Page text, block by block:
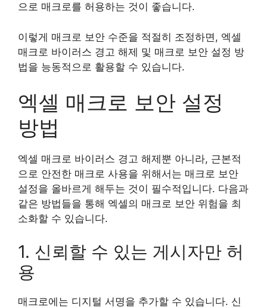
으로 매크로를 허용하는 것이 좋습니다.
이렇게 매크로 보안 수준을 적절히 조정하면, 엑셀
매크로 바이러스 경고 해제 및 매크로 보안 설정 방
법을 능동적으로 활용할 수 있습니다.
엑셀 매크로 보안 설정
방법
엑셀 매크로 바이러스 경고 해제뿐 아니라, 근본적
으로 안전한 매크로 사용을 위해서는 매크로 보안
설정을 올바르게 해두는 것이 필수적입니다. 다음과
같은 방법들을 통해 엑셀의 매크로 보안 위험을 최
소화할 수 있습니다.
1. 신뢰할 수 있는 게시자만 허
용
매크로에는 디지털 서명을 추가할 수 있습니다. 신